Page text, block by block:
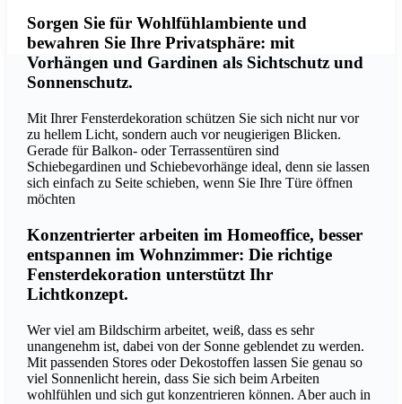
Sorgen Sie für Wohlfühlambiente und
bewahren Sie Ihre Privatsphäre: mit
Vorhängen und Gardinen als Sichtschutz und
Sonnenschutz.
Mit Ihrer Fensterdekoration schützen Sie sich nicht nur vor
zu hellem Licht, sondern auch vor neugierigen Blicken.
Gerade für Balkon- oder Terrassentüren sind
Schiebegardinen und Schiebevorhänge ideal, denn sie lassen
sich einfach zu Seite schieben, wenn Sie Ihre Türe öffnen
möchten
Konzentrierter arbeiten im Homeoffice, besser
entspannen im Wohnzimmer: Die richtige
Fensterdekoration unterstützt Ihr
Lichtkonzept.
Wer viel am Bildschirm arbeitet, weiß, dass es sehr
unangenehm ist, dabei von der Sonne geblendet zu werden.
Mit passenden Stores oder Dekostoffen lassen Sie genau so
viel Sonnenlicht herein, dass Sie sich beim Arbeiten
wohlfühlen und sich gut konzentrieren können. Aber auch in